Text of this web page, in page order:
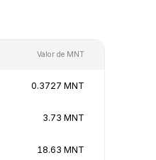
Valor de MNT
0.3727 MNT
3.73 MNT
18.63 MNT